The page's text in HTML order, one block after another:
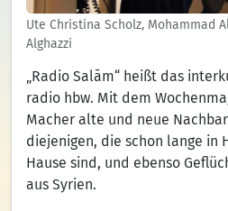
Ute Christina Scholz, Mohammad
Alghazzi
„Radio Salām“ heißt das
radio hbw. Mit dem
Macher alte und neue
diejenigen, die schon lange in
Hause sind, und ebenso
aus Syrien.